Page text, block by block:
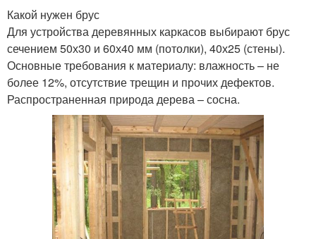
Какой нужен брус
Для устройства деревянных каркасов выбирают брус
сечением 50х30 и 60х40 мм (потолки), 40х25 (стены).
Основные требования к материалу: влажность – не
более 12%, отсутствие трещин и прочих дефектов.
Распространенная природа дерева – сосна.